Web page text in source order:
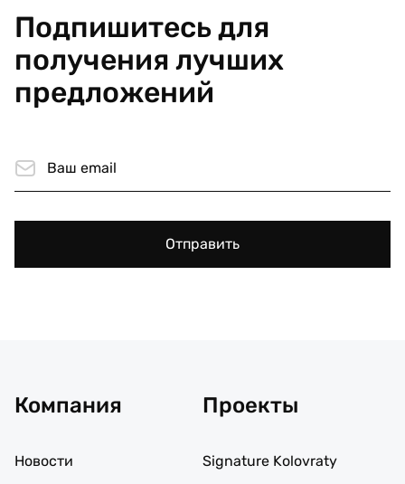
Подпишитесь для
получения лучших
предложений
Отправить
Компания
Новости
Проекты
Signature Kolovraty